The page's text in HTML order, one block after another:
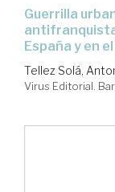
guerrilla urbana (1939-1957): la lucha
España y en
Tellez Solá,
Virus Editorial.